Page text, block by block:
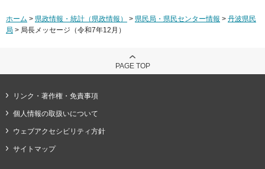
ホーム > 県政情報・統計（県政情報） > 県民局・県民センター情報 > 丹波県民
局 > 局長メッセージ（令和7年12月）
PAGE TOP
リンク・著作権・免責事項
個人情報の取扱いについて
ウェブアクセシビリティ方針
サイトマップ